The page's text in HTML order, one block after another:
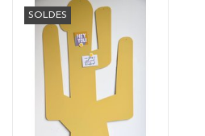
SOLDES